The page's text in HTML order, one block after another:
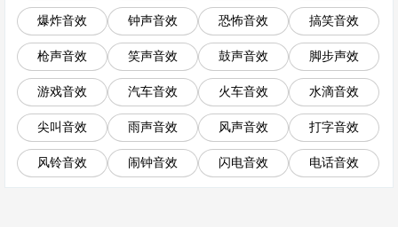
爆炸音效 钟声音效 恐怖音效 搞笑音效
枪声音效 笑声音效 鼓声音效 脚步声效
游戏音效 汽车音效 火车音效 水滴音效
尖叫音效 雨声音效 风声音效 打字音效
风铃音效 闹钟音效 闪电音效 电话音效